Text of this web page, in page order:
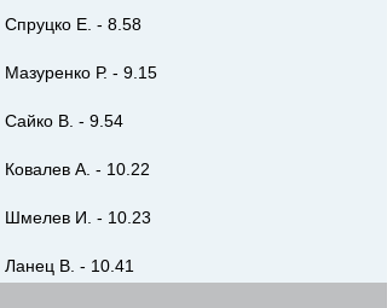
Спруцко Е. - 8.58
Мазуренко Р. - 9.15
Сайко В. - 9.54
Ковалев А. - 10.22
Шмелев И. - 10.23
Ланец В. - 10.41